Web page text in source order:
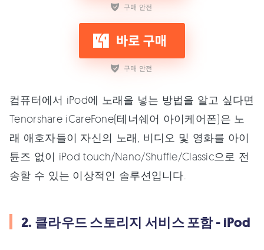
컴퓨터에서 iPod에 노래을 넣는 방법을 알고 싶다면
Tenorshare iCareFone(테너쉐어 아이케어폰)은 노
래 애호자들이 자신의 노래, 비디오 및 영화를 아이
튠즈 없이 iPod touch/Nano/Shuffle/Classic으로 전
송할 수 있는 이상적인 솔루션입니다.
2. 클라우드 스토리지 서비스 포함 - iPod